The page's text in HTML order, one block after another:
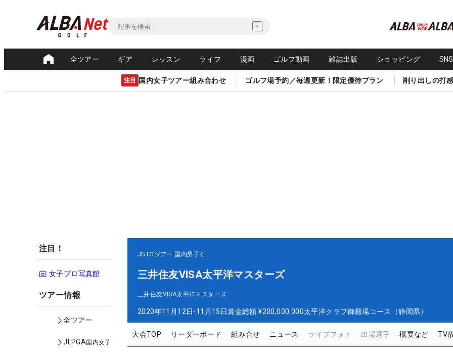
全ツアー ギア レッスン ライフ 漫画 ゴルフ動画 雑誌出版 ショッピング
注目 国内女子ツアー組み合わせ ゴルフ場予約／毎週更新！限定優待プラン 削り出しの打
注目！
女子プロ写真館
ツアー情報
全ツアー
JLPGA国内女子
JGTOツアー 国内男子
三井住友VISA太平洋マスターズ
三井住友VISA太平洋マスターズ
2020年11月12日-11月15日賞金総額 ¥200,000,000太平洋クラブ御殿場コース（静岡県）
大会TOP リーダーボード 組み合せ ニュース ライブフォト 出場選手 概要など TV